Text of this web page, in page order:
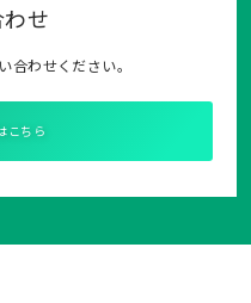
せ
合わせください。
こちら